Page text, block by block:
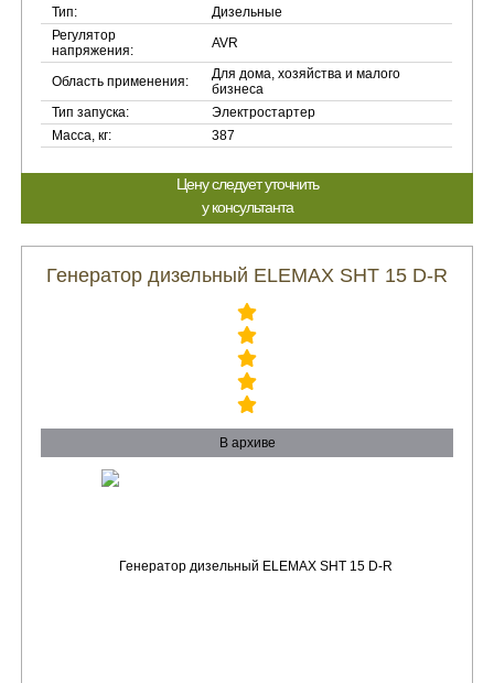
Тип:
Дизельные
Регулятор
напряжения:
AVR
Область применения:
Для дома, хозяйства и малого
бизнеса
Тип запуска:
Электростартер
Масса, кг:
387
Цену следует уточнить
у консультанта
Генератор дизельный ELEMAX SHT 15 D-R
В архиве